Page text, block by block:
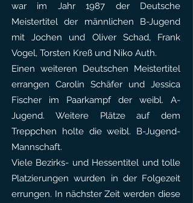
war im Jahr 1987 der Deutsche
Meistertitel der männlichen B-Jugend
mit Jochen und Oliver Schad, Frank
Vogel, Torsten Kreß und Niko Auth.
Einen weiteren Deutschen Meistertitel
errangen Carolin Schäfer und Jessica
Fischer im Paarkampf der weibl. A-
Jugend. Weitere Plätze auf dem
Treppchen holte die weibl. B-Jugend-
Mannschaft.
Viele Bezirks- und Hessentitel und tolle
Platzierungen wurden in der Folgezeit
errungen. In nächster Zeit werden diese